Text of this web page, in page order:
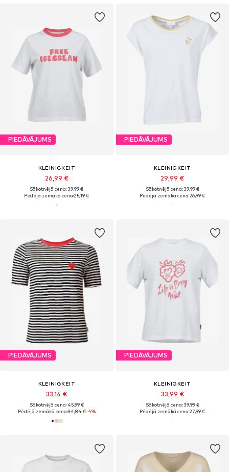
PIEDĀVĀJUMS
KLEINIGKEIT
26,99 €
Sākotnējā cena: 39,99 €
Pēdējā zemākā cena:25,19 €
PIEDĀVĀJUMS
KLEINIGKEIT
29,99 €
Sākotnējā cena: 39,99 €
Pēdējā zemākā cena:26,99 €
PIEDĀVĀJUMS
KLEINIGKEIT
33,14 €
Sākotnējā cena: 45,99 €
Pēdējā zemākā cena:34,84 €-4%
PIEDĀVĀJUMS
KLEINIGKEIT
33,99 €
Sākotnējā cena: 39,99 €
Pēdējā zemākā cena:27,99 €